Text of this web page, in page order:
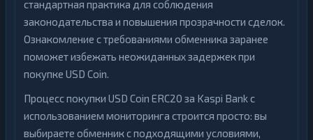
стандартная практика для соблюдения
законодательства и повышения прозрачности сделок.
Ознакомление с требованиями обменника заранее
поможет избежать неожиданных задержек при
покупке USD Coin.
Процесс покупки USD Coin ERC20 за Kaspi Bank с
использованием мониторинга строится просто: вы
выбираете обменник с подходящими условиями,